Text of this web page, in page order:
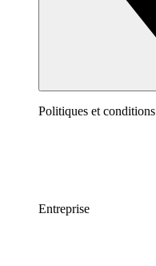
Politiques et conditions
Entreprise